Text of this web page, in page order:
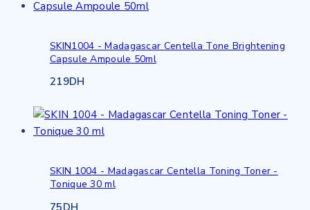
SKIN1004 - Madagascar Centella Tone Brightening
Capsule Ampoule 50ml
219DH
SKIN 1004 - Madagascar Centella Toning Toner -
Tonique 30 ml
75DH